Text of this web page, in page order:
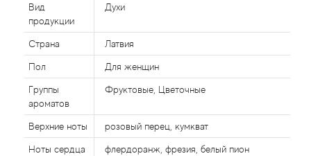
Вид
продукции
Духи
Страна Латвия
Пол Для женщин
Группы
ароматов
Фруктовые, Цветочные
Верхние ноты розовый перец, кумкват
Ноты сердца флердоранж, фрезия, белый пион
Ajmal
Al Haramain
Al Jazeera
Alaia Paris
Alexander McQueen